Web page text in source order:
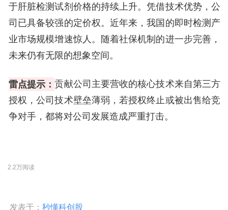
于肝脏检测试剂价格的持续上升。凭借技术优势，公
司已具备较强的定价权。近年来，我国的即时检测产
业市场规模增速惊人。随着社保机制的进一步完善，
未来仍有无限的想象空间。
雷点提示：贡献公司主要营收的核心技术来自第三方
授权，公司技术壁垒薄弱，若授权终止或被出售给竞
争对手，都将对公司发展造成严重打击。
2.2万阅读
发表于：秒懂科创股